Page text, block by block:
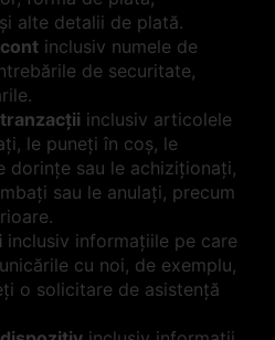
alte detalii de plată.
inclusiv numele de
de securitate,
inclusiv articolele
le puneți în coș, le
dorințe sau le achiziționați,
sau le anulați, precum
inclusiv informațiile pe care
cu noi, de exemplu,
o solicitare de asistență